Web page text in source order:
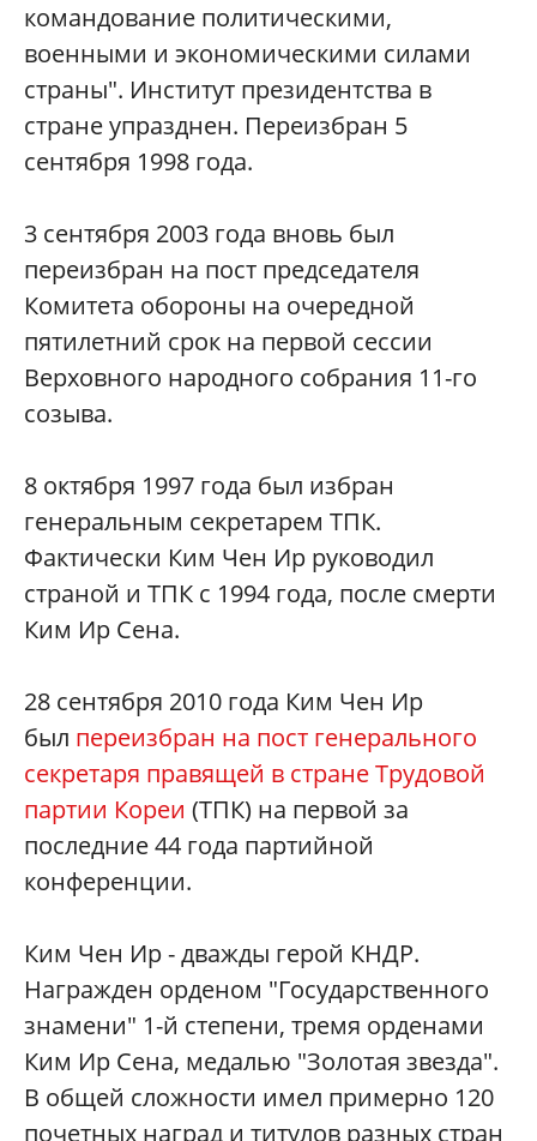
командование политическими,
военными и экономическими силами
страны". Институт президентства в
стране упразднен. Переизбран 5
сентября 1998 года.
3 сентября 2003 года вновь был
переизбран на пост председателя
Комитета обороны на очередной
пятилетний срок на первой сессии
Верховного народного собрания 11-го
созыва.
8 октября 1997 года был избран
генеральным секретарем ТПК.
Фактически Ким Чен Ир руководил
страной и ТПК с 1994 года, после смерти
Ким Ир Сена.
28 сентября 2010 года Ким Чен Ир
был переизбран на пост генерального
секретаря правящей в стране Трудовой
партии Кореи (ТПК) на первой за
последние 44 года партийной
конференции.
Ким Чен Ир - дважды герой КНДР.
Награжден орденом "Государственного
знамени" 1-й степени, тремя орденами
Ким Ир Сена, медалью "Золотая звезда".
В общей сложности имел примерно 120
почетных наград и титулов разных стран